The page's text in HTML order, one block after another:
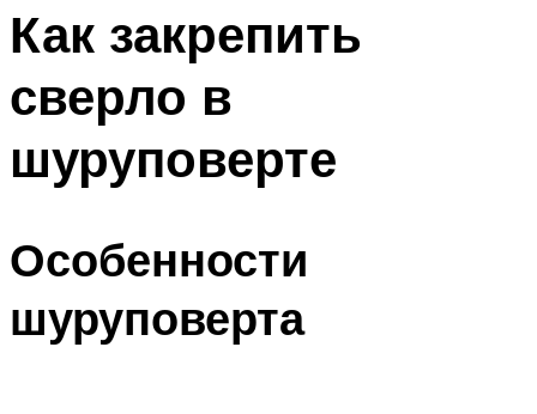
Как закрепить
сверло в
шуруповерте
Особенности
шуруповерта